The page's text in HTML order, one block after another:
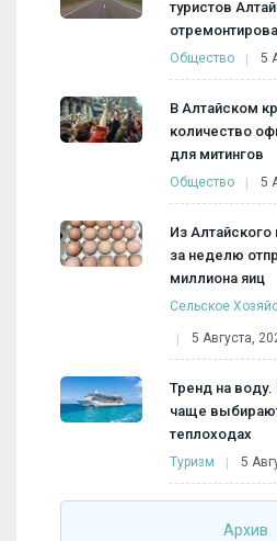
туристов
Общество 5
В Алтайском
количество
для митингов
Общество 5
Из
за неделю
миллиона яиц
Сельское
5 Августа,
Тренд на
чаще
теплоходах
Туризм 5
Архив